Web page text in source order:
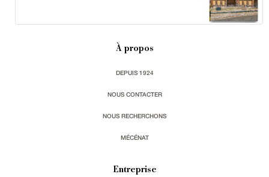
À propos
DEPUIS 1924
NOUS CONTACTER
NOUS RECHERCHONS
MÉCÉNAT
Entreprise